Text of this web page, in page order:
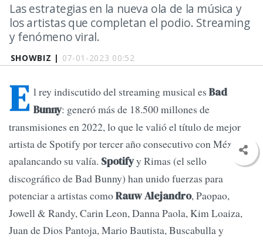
SHOWBIZ | 07-01-2023 00:52
Las estrategias en la nueva ola de la música y
los artistas que completan el podio. Streaming
y fenómeno viral.
E l rey indiscutido del streaming musical es Bad
Bunny: generó más de 18.500 millones de
transmisiones en 2022, lo que le valió el título de mejor
artista de Spotify por tercer año consecutivo con México
apalancando su valía. Spotifyy Rimas (el sello
discográfico de Bad Bunny) han unido fuerzas para
potenciar a artistas comoRauw Alejandro, Paopao,
Jowell & Randy, Carin Leon, Danna Paola, Kim Loaiza,
Juan de Dios Pantoja, Mario Bautista, Buscabulla y